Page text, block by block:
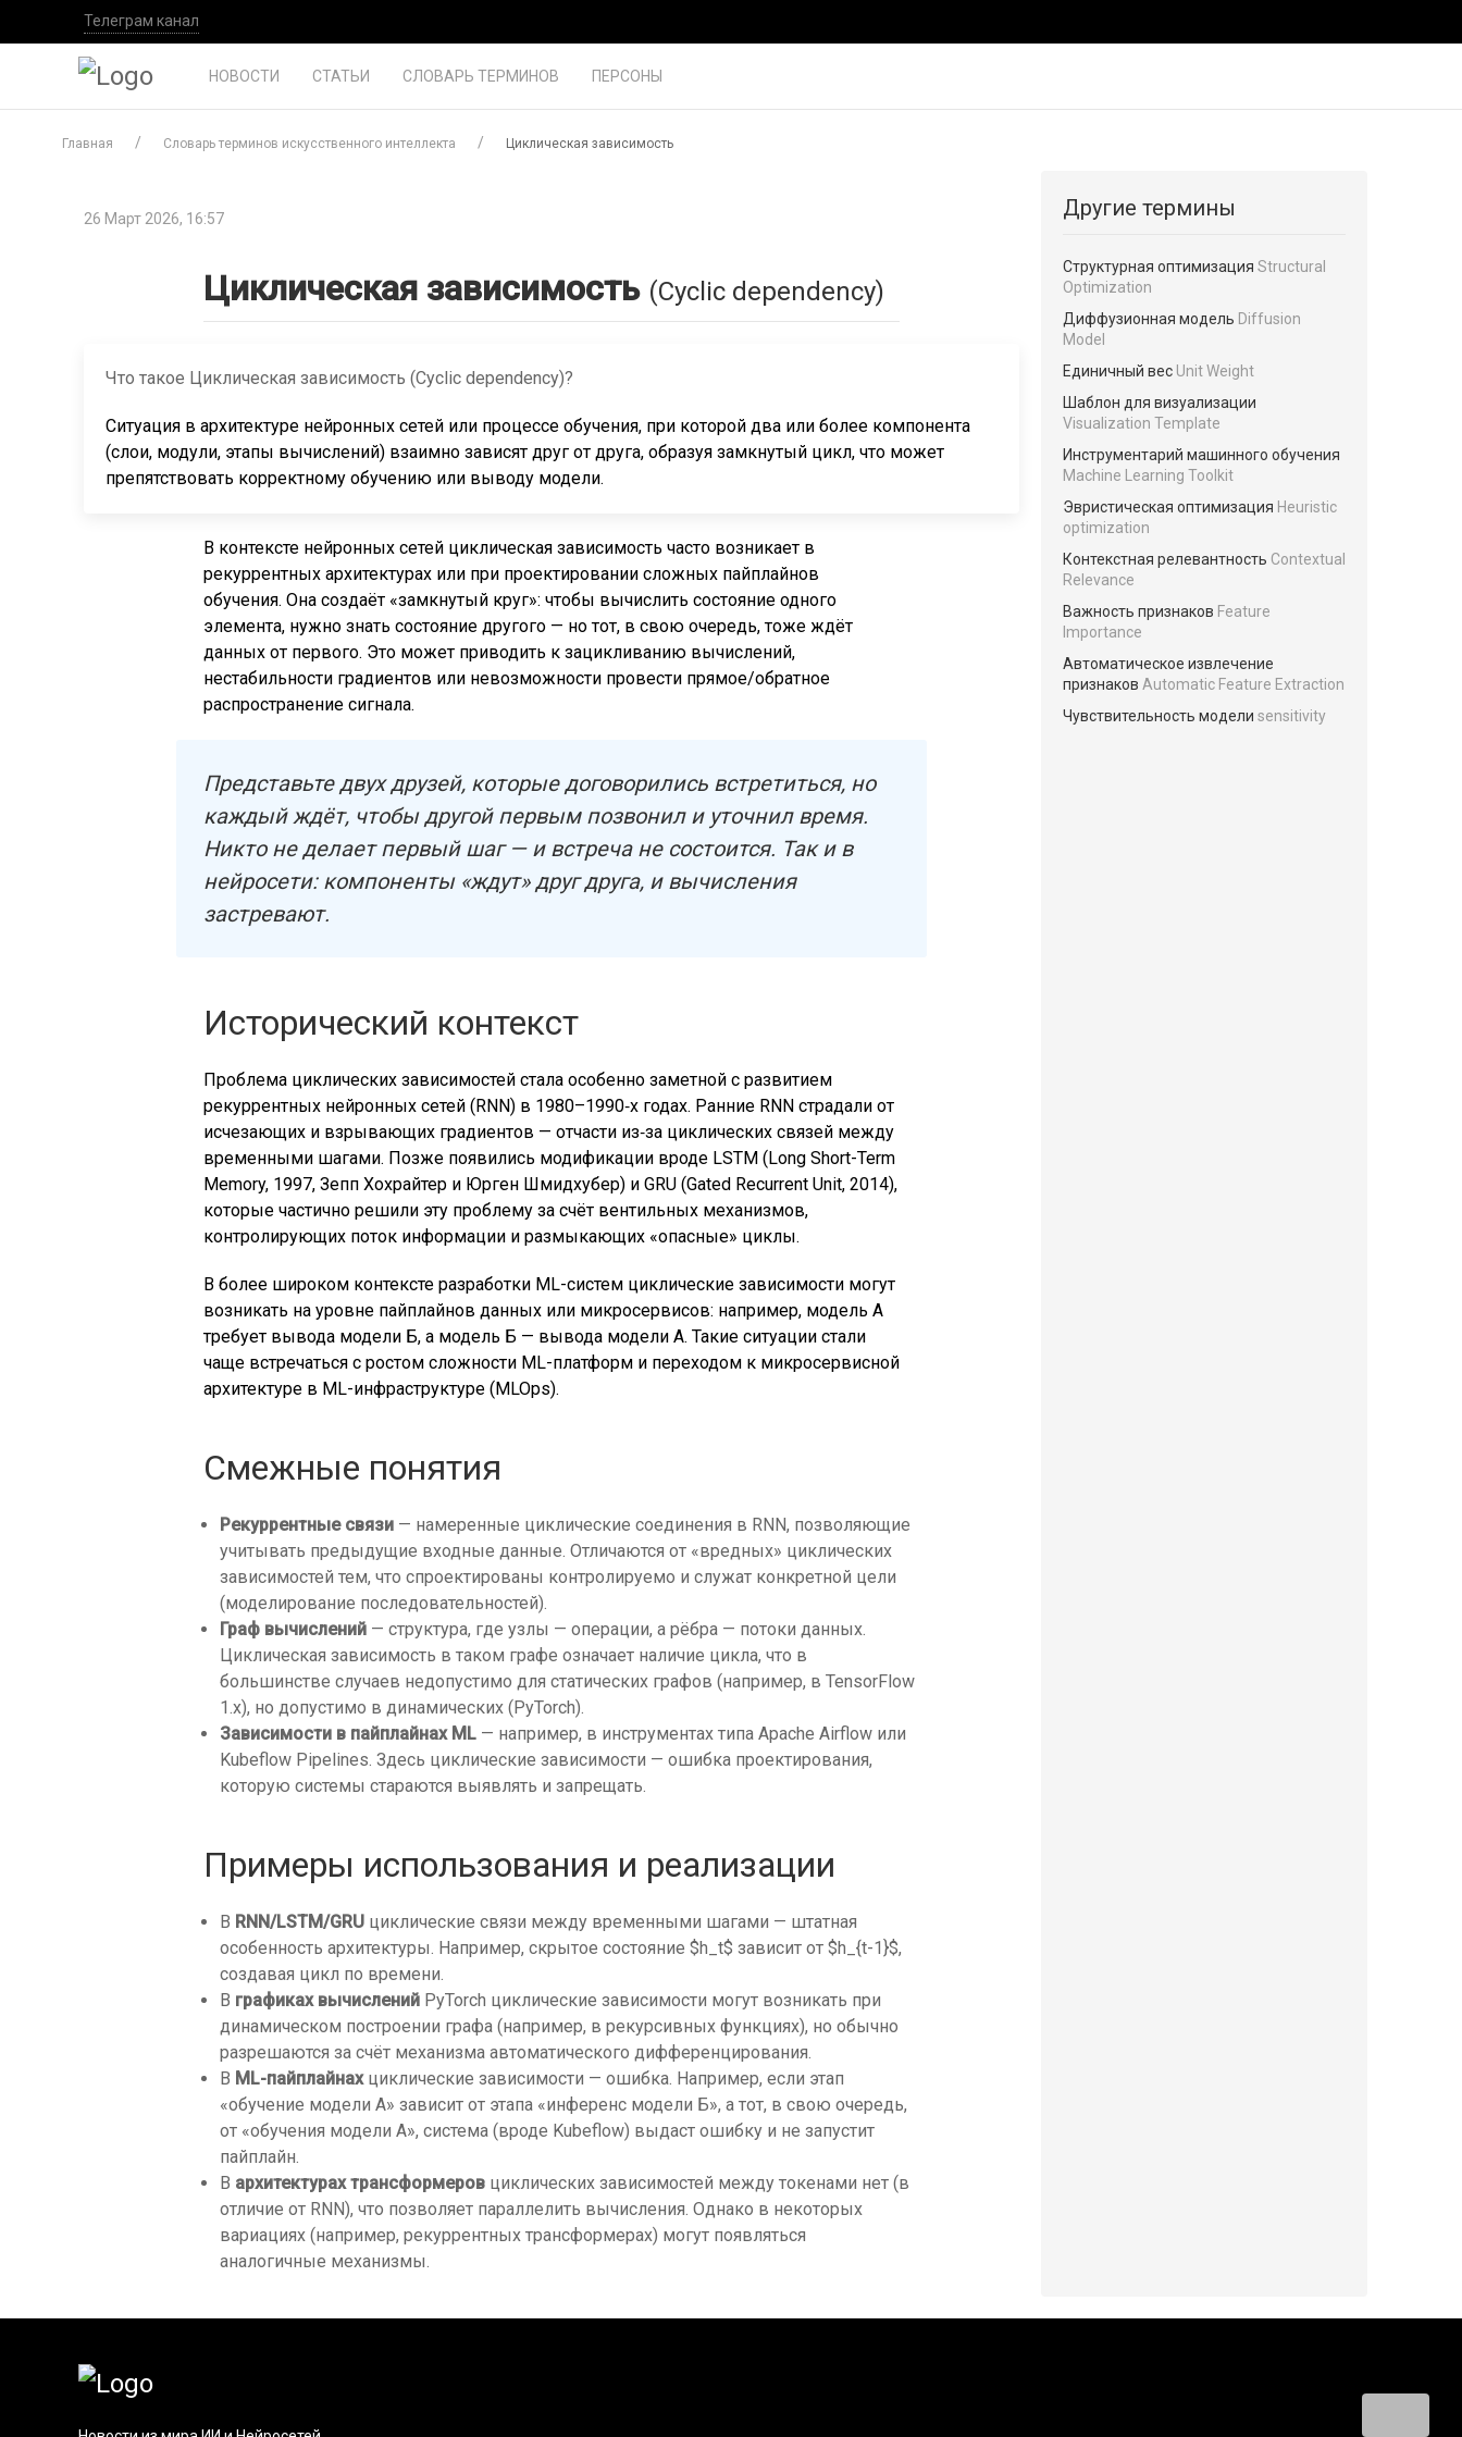
Телеграм канал
НОВОСТИ СТАТЬИ СЛОВАРЬ ТЕРМИНОВ ПЕРСОНЫ
Главная Словарь терминов искусственного интеллекта Циклическая зависимость
26 Март 2026, 16:57
Циклическая зависимость (Cyclic dependency)
Что такое Циклическая зависимость (Cyclic dependency)?
Ситуация в архитектуре нейронных сетей или процессе обучения, при которой два или более компонента
(слои, модули, этапы вычислений) взаимно зависят друг от друга, образуя замкнутый цикл, что может
препятствовать корректному обучению или выводу модели.
В контексте нейронных сетей циклическая зависимость часто возникает в
рекуррентных архитектурах или при проектировании сложных пайплайнов
обучения. Она создаёт «замкнутый круг»: чтобы вычислить состояние одного
элемента, нужно знать состояние другого — но тот, в свою очередь, тоже ждёт
данных от первого. Это может приводить к зацикливанию вычислений,
нестабильности градиентов или невозможности провести прямое/обратное
распространение сигнала.
Представьте двух друзей, которые договорились встретиться, но
каждый ждёт, чтобы другой первым позвонил и уточнил время.
Никто не делает первый шаг — и встреча не состоится. Так и в
нейросети: компоненты «ждут» друг друга, и вычисления
застревают.
Исторический контекст
Проблема циклических зависимостей стала особенно заметной с развитием
рекуррентных нейронных сетей (RNN) в 1980–1990‑х годах. Ранние RNN страдали от
исчезающих и взрывающих градиентов — отчасти из‑за циклических связей между
временными шагами. Позже появились модификации вроде LSTM (Long Short-Term
Memory, 1997, Зепп Хохрайтер и Юрген Шмидхубер) и GRU (Gated Recurrent Unit, 2014),
которые частично решили эту проблему за счёт вентильных механизмов,
контролирующих поток информации и размыкающих «опасные» циклы.
В более широком контексте разработки ML-систем циклические зависимости могут
возникать на уровне пайплайнов данных или микросервисов: например, модель А
требует вывода модели Б, а модель Б — вывода модели А. Такие ситуации стали
чаще встречаться с ростом сложности ML-платформ и переходом к микросервисной
архитектуре в ML-инфраструктуре (MLOps).
Смежные понятия
Рекуррентные связи — намеренные циклические соединения в RNN, позволяющие
учитывать предыдущие входные данные. Отличаются от «вредных» циклических
зависимостей тем, что спроектированы контролируемо и служат конкретной цели
(моделирование последовательностей).
Граф вычислений — структура, где узлы — операции, а рёбра — потоки данных.
Циклическая зависимость в таком графе означает наличие цикла, что в
большинстве случаев недопустимо для статических графов (например, в TensorFlow
1.x), но допустимо в динамических (PyTorch).
Зависимости в пайплайнах ML — например, в инструментах типа Apache Airflow или
Kubeflow Pipelines. Здесь циклические зависимости — ошибка проектирования,
которую системы стараются выявлять и запрещать.
Примеры использования и реализации
В RNN/LSTM/GRU циклические связи между временными шагами — штатная
особенность архитектуры. Например, скрытое состояние $h_t$ зависит от $h_{t-1}$,
создавая цикл по времени.
В графиках вычислений PyTorch циклические зависимости могут возникать при
динамическом построении графа (например, в рекурсивных функциях), но обычно
разрешаются за счёт механизма автоматического дифференцирования.
В ML-пайплайнахциклические зависимости — ошибка. Например, если этап
«обучение модели А» зависит от этапа «инференс модели Б», а тот, в свою очередь,
от «обучения модели А», система (вроде Kubeflow) выдаст ошибку и не запустит
пайплайн.
В архитектурах трансформеров циклических зависимостей между токенами нет (в
отличие от RNN), что позволяет параллелить вычисления. Однако в некоторых
вариациях (например, рекуррентных трансформерах) могут появляться
аналогичные механизмы.
Другие термины
Структурная оптимизация Structural
Optimization
Диффузионная модель Diffusion
Model
Единичный вес Unit Weight
Шаблон для визуализации
Visualization Template
Инструментарий машинного обучения
Machine Learning Toolkit
Эвристическая оптимизация Heuristic
optimization
Контекстная релевантность Contextual
Relevance
Важность признаков Feature
Importance
Автоматическое извлечение
признаков Automatic Feature Extraction
Чувствительность модели sensitivity